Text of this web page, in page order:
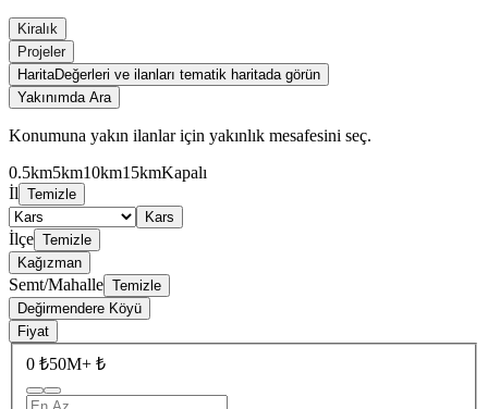
Kiralık
Projeler
HaritaDeğerleri ve ilanları tematik haritada görün
Yakınımda Ara
Konumuna yakın ilanlar için yakınlık mesafesini seç.
0.5km5km10km15kmKapalı
İl Temizle
Kars
İlçe Temizle
Kağızman
Semt/Mahalle Temizle
Değirmendere Köyü
Fiyat
0 ₺50M+ ₺